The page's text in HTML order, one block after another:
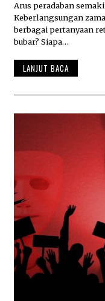
N
O
V
B
R
0
5
Arus peradaban
Keberlangsungan
berbagai pertanyaan
bubar? Siapa…
LANJUT BACA